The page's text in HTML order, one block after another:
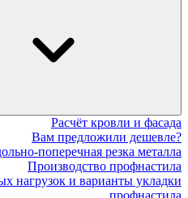
Расчёт кровли и фасада
Вам предложили дешевле?
поперечная резка металла
Производство профнастила
нагрузок и варианты укладки
профнастила